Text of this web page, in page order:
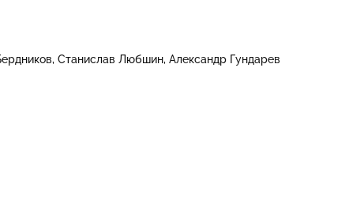
Станислав Любшин Александр Гундарев